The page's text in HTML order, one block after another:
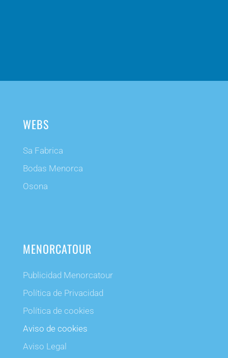
WEBS
Sa Fabrica
Bodas Menorca
Osona
MENORCATOUR
Publicidad Menorcatour
Política de Privacidad
Política de cookies
Aviso de cookies
Aviso Legal